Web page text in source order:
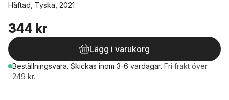
Häftad, Tyska, 2021
344 kr
Lägg i varukorg
Beställningsvara. Skickas inom 3-6 vardagar. Fri frakt över
249 kr.